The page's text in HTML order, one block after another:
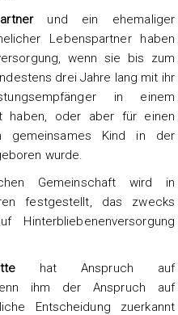
und ein ehemaliger
Lebenspartner haben
wenn sie bis zum
drei Jahre lang mit ihr
in einem
haben, oder aber für einen
gemeinsames Kind in der
wurde.
Gemeinschaft wird in
festgestellt, das zwecks
Hinterbliebenenversorgung
hat Anspruch auf
ihm der Anspruch auf
Entscheidung zuerkannt